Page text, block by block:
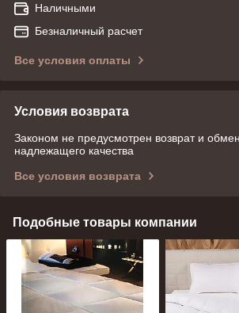
Наличными
Безналичный расчет
Все условия оплаты
Условия возврата
Законом не предусмотрен возврат и
надлежащего качества
Все условия возврата
Подобные товары компании